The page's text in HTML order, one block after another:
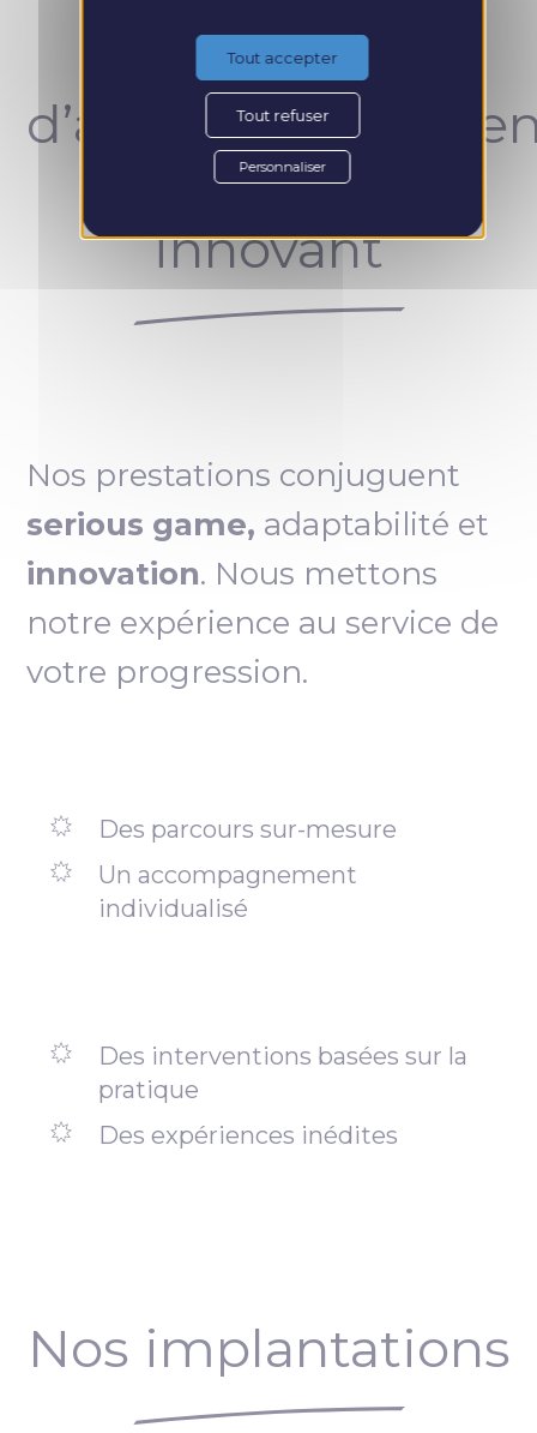
Un concept
unique et
innovant
Nos prestations conjuguent
serious game, adaptabilité et
innovation. Nous mettons
notre expérience au service de
votre progression.
Des parcours sur-mesure
Un accompagnement
individualisé
Des interventions basées sur la
pratique
Des expériences inédites
Nos implantations
Tout accepter
Tout refuser
Personnaliser